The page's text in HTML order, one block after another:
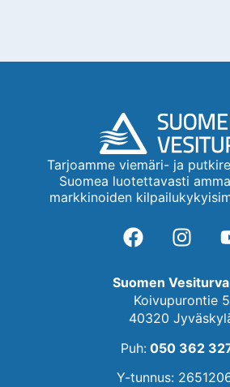
Tarjoamme viemäri- ja
Suomea luotettavasti
markkinoiden
Suomen
Koivupurontie 5
40320
Puh: 050 362
Y-tunnus: